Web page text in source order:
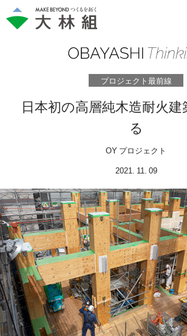
プロジェクト最前線
日本初の高層純木造耐火建
る
OY プロジェクト
2021. 11. 09